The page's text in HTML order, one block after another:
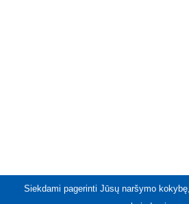
Siekdami pagerinti Jūsų naršymo